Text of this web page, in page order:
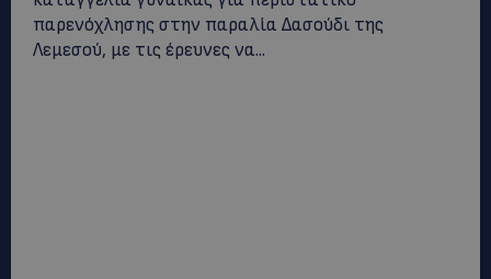
παρενόχλησης στην παραλία Δασούδι της
Λεμεσού, με τις έρευνες να...